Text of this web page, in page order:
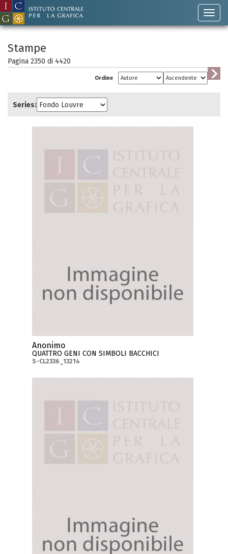
Stampe
Pagina 2350 di 4420
Ordine
Series:
Anonimo
QUATTRO GENI CON SIMBOLI BACCHICI
S-CL2336_13214